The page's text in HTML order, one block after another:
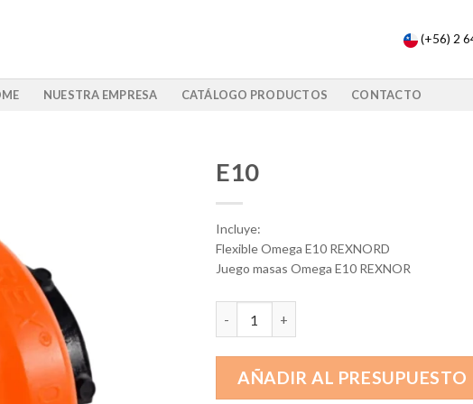
(+56) 2
NUESTRA EMPRESA CATÁLOGO PRODUCTOS CONTACTO
E10
Incluye:
Flexible Omega E10 REXNORD
Juego masas Omega E10 REXNOR
AÑADIR AL PRESUPUESTO